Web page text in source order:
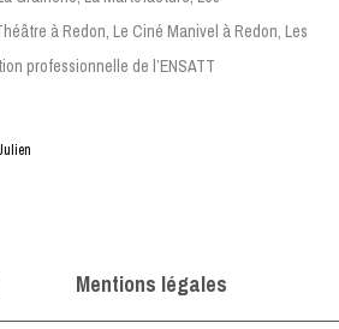
à Redon, Le Ciné Manivel à Redon, Les
professionnelle de l’ENSATT
Mentions légales